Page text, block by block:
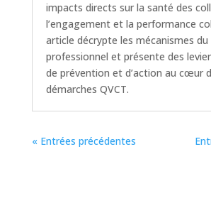
impacts directs sur la santé des
l’engagement et la performance
article décrypte les mécanismes du
professionnel et présente des
de prévention et d’action au cœur
démarches QVCT.
« Entrées précédentes